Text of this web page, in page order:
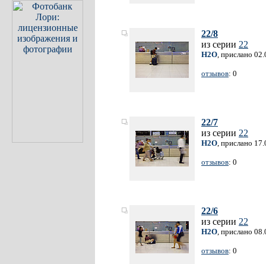
22/8
из серии 22
H2O, прислано
отзывов: 0
22/7
из серии 22
H2O, прислано
отзывов: 0
22/6
из серии 22
H2O, прислано
отзывов: 0